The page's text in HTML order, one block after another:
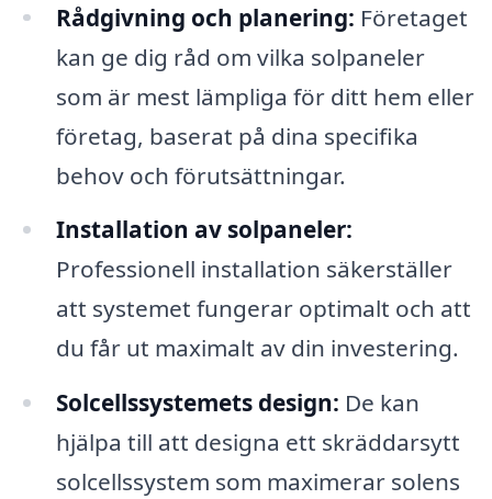
Rådgivning och planering: Företaget
kan ge dig råd om vilka solpaneler
som är mest lämpliga för ditt hem eller
företag, baserat på dina specifika
behov och förutsättningar.
Installation av solpaneler:
Professionell installation säkerställer
att systemet fungerar optimalt och att
du får ut maximalt av din investering.
Solcellssystemets design: De kan
hjälpa till att designa ett skräddarsytt
solcellssystem som maximerar solens